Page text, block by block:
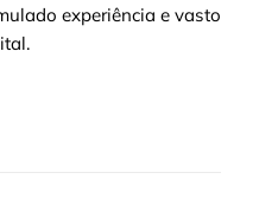
experiência e vasto